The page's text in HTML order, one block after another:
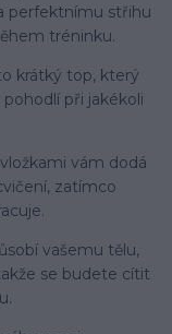
perfektnímu střihu
tréninku.
krátký top, který
při jakékoli
vám dodá
zatímco
vašemu tělu,
se budete cítit